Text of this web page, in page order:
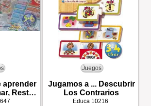
aprender
Restar,
Juegos
Jugamos a ... Descubrir
Los Contrarios
Educa 10216